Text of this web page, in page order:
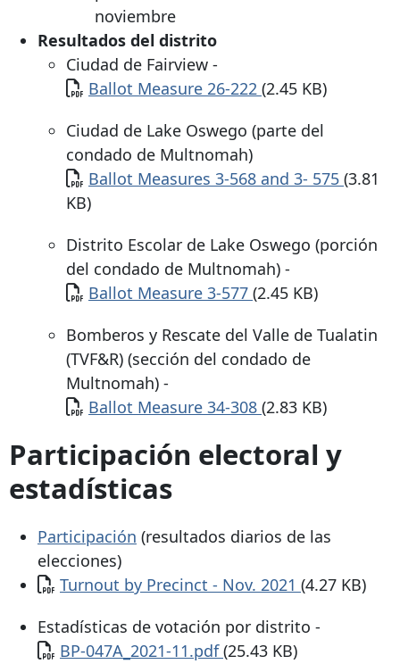
noviembre
Resultados del distrito
Ciudad de Fairview -
Documento
Ballot Measure 26-222 (2.45 KB)
Ciudad de Lake Oswego (parte del
condado de Multnomah)
Documento
Ballot Measures 3-568 and 3- 575 (3.81
KB)
Distrito Escolar de Lake Oswego (porción
del condado de Multnomah) -
Documento
Ballot Measure 3-577 (2.45 KB)
Bomberos y Rescate del Valle de Tualatin
(TVF&R) (sección del condado de
Multnomah) -
Documento
Ballot Measure 34-308 (2.83 KB)
Participación electoral y
estadísticas
Participación (resultados diarios de las
elecciones)
Documento
Turnout by Precinct - Nov. 2021 (4.27 KB)
Estadísticas de votación por distrito -
Documento
BP-047A_2021-11.pdf(25.43 KB)